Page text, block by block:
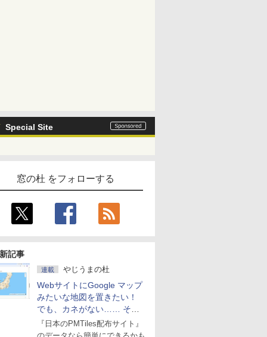
Special Site
窓の杜 をフォローする
記事
連載 やじうまの杜
WebサイトにGoogle マップ
みたいな地図を置きたい！
でも、カネがない…… そん
な人に朗報！
『日本のPMTiles配布サイト』